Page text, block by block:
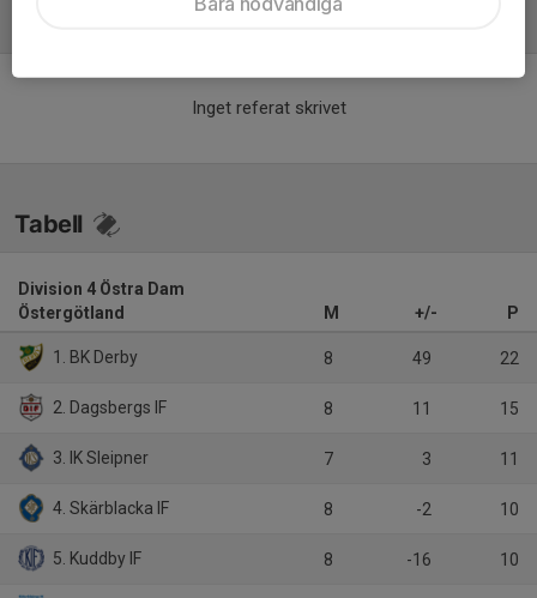
Inget referat skrivet
Tabell
Division 4 Östra Dam
Östergötland
M +/- P
1. BK Derby 8 49 22
2. Dagsbergs IF 8 11 15
3. IK Sleipner 7 3 11
4. Skärblacka IF 8 -2 10
5. Kuddby IF 8 -16 10